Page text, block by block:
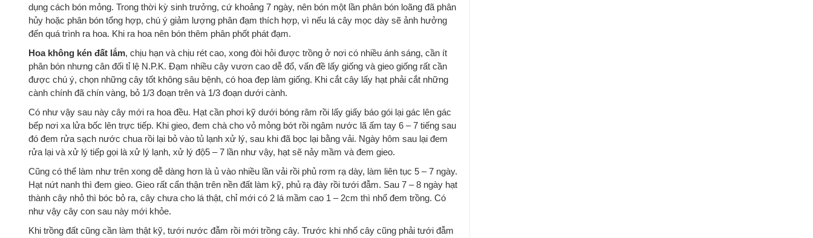
dụng cách bón mỏng. Trong thời kỳ sinh trưởng, cứ khoảng 7 ngày, nên bón một lần phân bón loãng đã phân
hủy hoặc phân bón tổng hợp, chú ý giảm lượng phân đạm thích hợp, vì nếu lá cây mọc dày sẽ ảnh hưởng
đến quá trình ra hoa. Khi ra hoa nên bón thêm phân phốt phát đạm.
Hoa không kén đất lắm, chịu hạn và chịu rét cao, xong đòi hỏi được trồng ở nơi có nhiều ánh sáng, cần ít
phân bón nhưng cân đối tỉ lệ N.P.K. Đạm nhiều cây vươn cao dễ đổ, vấn đề lấy giống và gieo giống rất cần
được chú ý, chọn những cây tốt không sâu bệnh, có hoa đẹp làm giống. Khi cắt cây lấy hạt phải cắt những
cành chính đã chín vàng, bỏ 1/3 đoạn trên và 1/3 đoạn dưới cành.
Có như vậy sau này cây mới ra hoa đều. Hạt cần phơi kỹ dưới bóng râm rồi lấy giấy báo gói lại gác lên gác
bếp nơi xa lửa bốc lên trực tiếp. Khi gieo, đem chà cho vỏ mỏng bớt rồi ngâm nước lã ấm tay 6 – 7 tiếng sau
đó đem rửa sạch nước chua rồi lại bỏ vào tủ lạnh xử lý, sau khi đã bọc lại bằng vải. Ngày hôm sau lại đem
rửa lại và xử lý tiếp gọi là xử lý lạnh, xử lý độ5 – 7 lần như vậy, hạt sẽ nảy mầm và đem gieo.
Cũng có thể làm như trên xong dễ dàng hơn là ủ vào nhiều lần vải rồi phủ rơm rạ dày, làm liên tục 5 – 7 ngày.
Hạt nứt nanh thì đem gieo. Gieo rất cẩn thận trên nền đất làm kỹ, phủ rạ đày rồi tưới đẫm. Sau 7 – 8 ngày hạt
thành cây nhỏ thì bóc bỏ ra, cây chưa cho lá thật, chỉ mới có 2 lá mầm cao 1 – 2cm thì nhổ đem trồng. Có
như vậy cây con sau này mới khỏe.
Khi trồng đất cũng cần làm thật kỹ, tưới nước đẫm rồi mới trồng cây. Trước khi nhổ cây cũng phải tưới đẫm